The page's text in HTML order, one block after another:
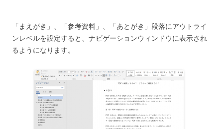
「まえがき」、「参考資料」、「あとがき」段落にアウトライ
ンレベルを設定すると、ナビゲーションウィンドウに表示され
るようになります。